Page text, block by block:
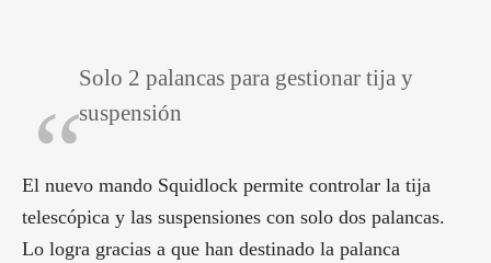
Solo 2 palancas para gestionar tija y
suspensión
El nuevo mando Squidlock permite controlar la tija
telescópica y las suspensiones con solo dos palancas.
Lo logra gracias a que han destinado la palanca